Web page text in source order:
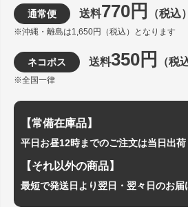
通常便 送料770円 （税込）
※沖縄・離島は1,650円（税込）となります
ネコポス 送料350円 （税
※全国一律
【常備在庫品】
平日お昼12時までのご注文は当日出荷
【それ以外の商品】
最短で発送日より翌日・翌々日のお届